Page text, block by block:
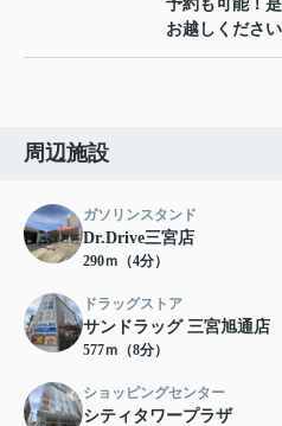
予約も可能！
お越しください
周辺施設
ガソリンスタンド
Dr.Drive三宮店
290ｍ（4分）
ドラッグストア
サンドラッグ 三宮旭通店
577ｍ（8分）
ショッピングセンター
シティタワープラザ